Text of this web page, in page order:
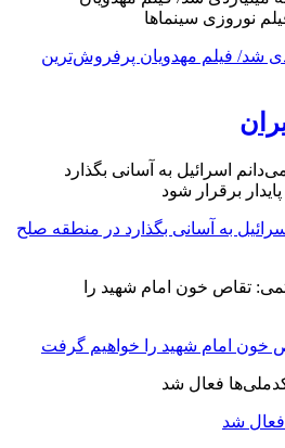
شد/ فیلم مهدویان پرفروش‌ترین
به آسانی بگذارد در منطقه صلح
خون امام شهید را خواهیم گرفت
فعال شد